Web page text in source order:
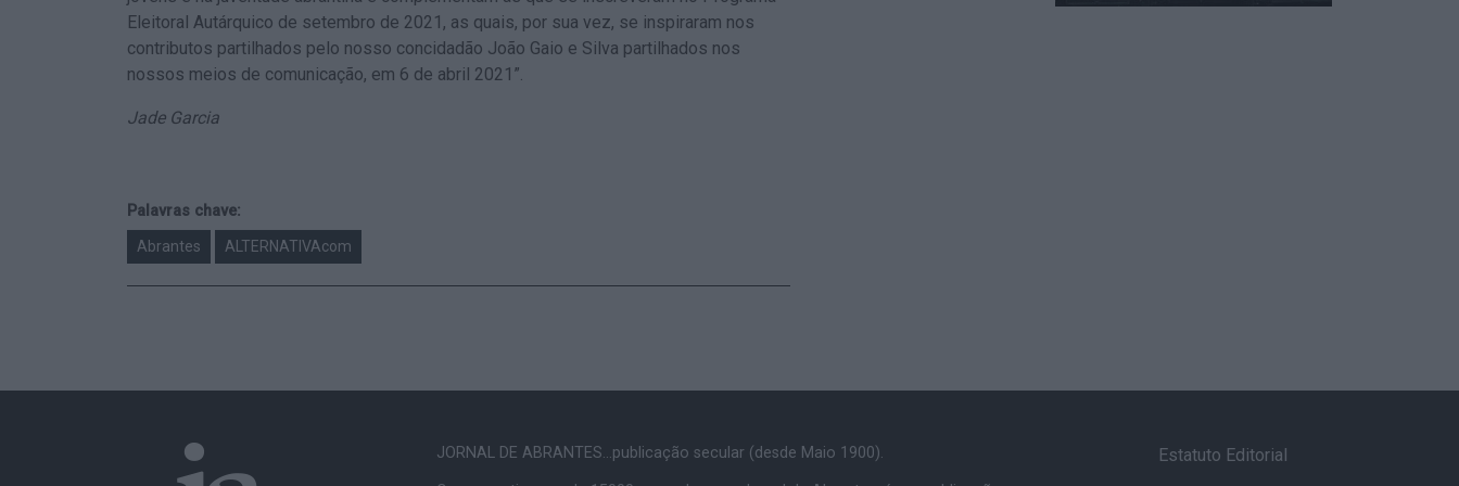
Eleitoral Autárquico de setembro de 2021, as quais, por sua vez, se inspiraram nos
contributos partilhados pelo nosso concidadão João Gaio e Silva partilhados nos
nossos meios de comunicação, em 6 de abril 2021”.
Jade Garcia
Palavras chave:
Abrantes ALTERNATIVAcom
JORNAL DE ABRANTES...publicação secular (desde Maio 1900). Estatuto Editorial